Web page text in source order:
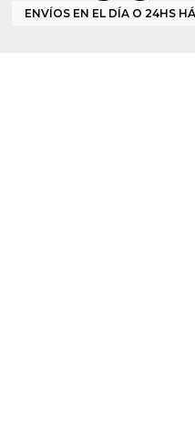
ENVÍOS EN EL DÍA O 24HS